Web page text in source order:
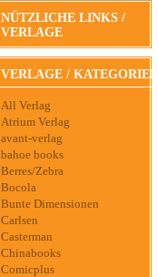
NÜTZLICHE LINKS /
VERLAGE
VERLAGE / KATEGORIEN
All Verlag
Atrium Verlag
avant-verlag
bahoe books
Berres/Zebra
Bocola
Bunte Dimensionen
Carlsen
Casterman
Chinabooks
Comicplus